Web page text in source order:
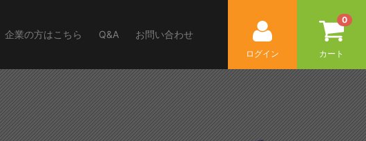
企業の方はこちら Q&A お問い合わせ
ログイン カート
0